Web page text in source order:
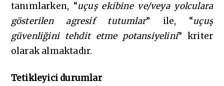
tanımlarken, “uçuş ekibine ve/veya yolculara
gösterilen agresif tutumlar” ile, “uçuş
güvenliğini tehdit etme potansiyelini” kriter
olarak almaktadır.
Tetikleyici durumlar